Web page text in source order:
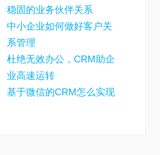
稳固的业务伙伴关系
中小企业如何做好客户关
系管理
杜绝无效办公，CRM助企
业高速运转
基于微信的CRM怎么实现